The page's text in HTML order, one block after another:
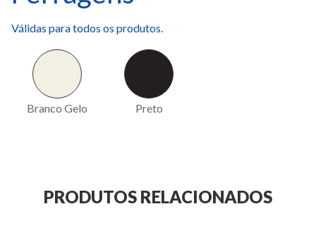
Válidas para todos os produtos.
Branco Gelo Preto
PRODUTOS RELACIONADOS